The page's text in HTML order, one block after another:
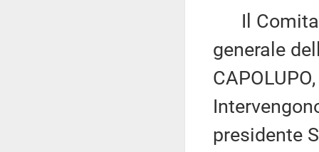
Il
generale
presidente